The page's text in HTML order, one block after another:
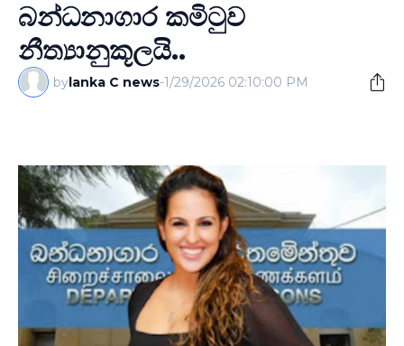
බන්ධනාගාර කමිටුව
නීත්‍යානුකූලයි..
bylanka C news-1/29/2026 02:10:00 PM